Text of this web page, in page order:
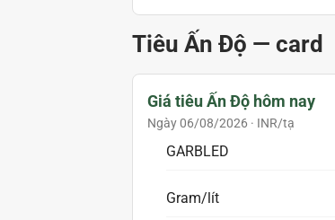
Tiêu Ấn Độ — card
Giá tiêu Ấn Độ hôm nay
Ngày 06/08/2026 · INR/tạ
GARBLED
Gram/lít